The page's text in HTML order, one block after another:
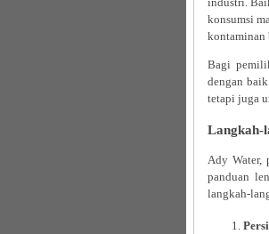
konsumsi
kontaminan
Bagi
dengan
tetapi juga
Langkah-
Ady Water,
panduan
langkah-